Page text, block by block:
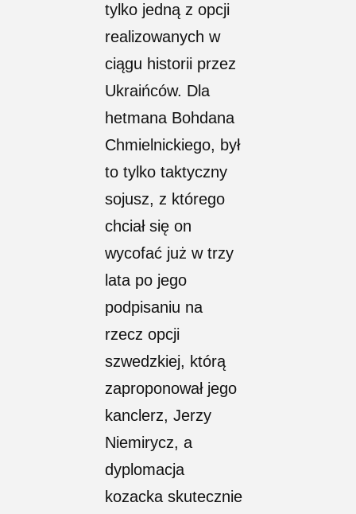
tylko jedną z opcji
realizowanych w
ciągu historii przez
Ukraińców. Dla
hetmana Bohdana
Chmielnickiego, był
to tylko taktyczny
sojusz, z którego
chciał się on
wycofać już w trzy
lata po jego
podpisaniu na
rzecz opcji
szwedzkiej, którą
zaproponował jego
kanclerz, Jerzy
Niemirycz, a
dyplomacja
kozacka skutecznie